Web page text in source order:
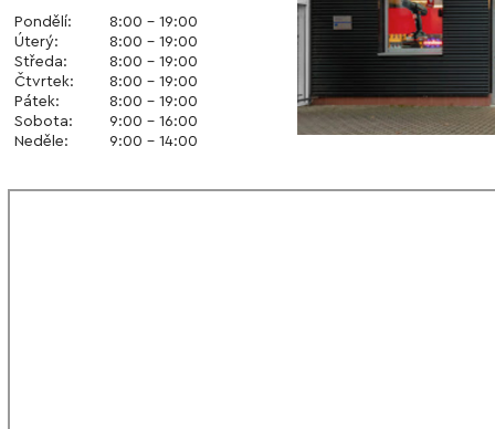
Pondělí:
Úterý:
Středa:
Čtvrtek:
Pátek:
Sobota:
Neděle:
8:00 – 19:00
8:00 – 19:00
8:00 – 19:00
8:00 – 19:00
8:00 – 19:00
9:00 – 16:00
9:00 – 14:00